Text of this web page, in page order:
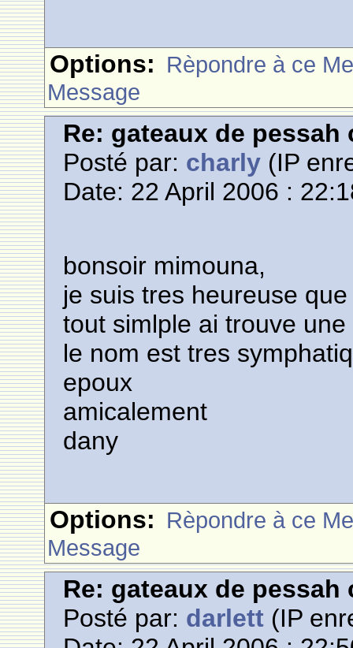
Options: Rèpondre à ce
Message
Re: gateaux de
Posté par: charly (IP
Date: 22 April 2006 :
bonsoir mimouna,
je suis tres heureuse
tout simlple ai trouve
le nom est tres
epoux
amicalement
dany
Options: Rèpondre à ce
Message
Re: gateaux de
Posté par: darlett (IP